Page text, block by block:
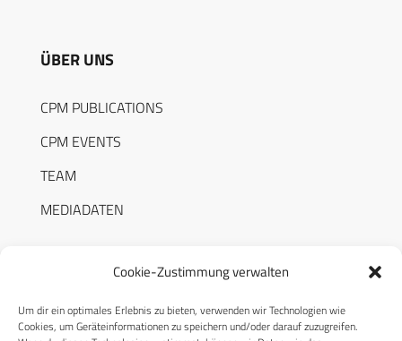
Cookie-Zustimmung verwalten
Um dir ein optimales Erlebnis zu bieten, verwenden wir Technologien wie
Cookies, um Geräteinformationen zu speichern und/oder darauf zuzugreifen.
ÜBER UNS
CPM PUBLICATIONS
CPM EVENTS
TEAM
MEDIADATEN
RECHTLICHES